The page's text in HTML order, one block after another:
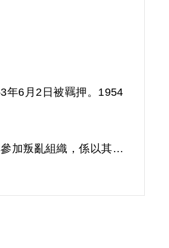
年6月2日被羈押。1954
加叛亂組織，係以其之